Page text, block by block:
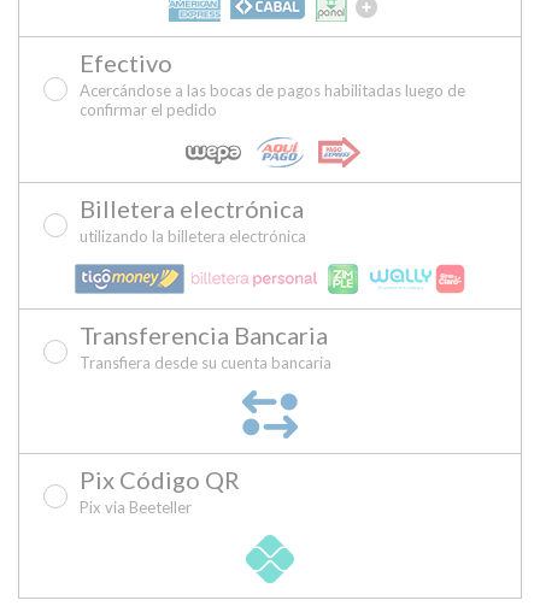
Efectivo
Acercándose a las bocas de pagos habilitadas luego de
confirmar el pedido
Billetera electrónica
utilizando la billetera electrónica
Transferencia Bancaria
Transfiera desde su cuenta bancaria
Pix Código QR
Pix via Beeteller